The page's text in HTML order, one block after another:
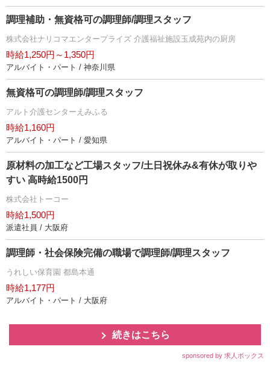
調理補助・無資格可の調理師/調理スタッフ
株式会社ナリコマエンタープライズ 介護福祉施設玉成苑内の厨房
時給1,250円～1,350円
アルバイト・パート / 神奈川県
無資格可の調理師/調理スタッフ
アルト介護センターえみふる
時給1,160円
アルバイト・パート / 愛知県
原材料の加工など工場スタッフ/土日祝休み&有休が取り
すい 高時給1500円
株式会社トーコー
時給1,500円
派遣社員 / 大阪府
調理師・社会保険完備の職場で調理師/調理スタッフ
うれしい保育園 都島本通
時給1,177円
アルバイト・パート / 大阪府
続きはこちら
sponsored by 求人ボックス